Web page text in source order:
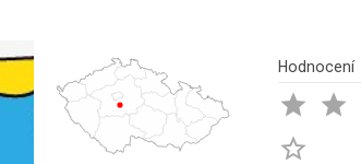
Hodnocení
 
